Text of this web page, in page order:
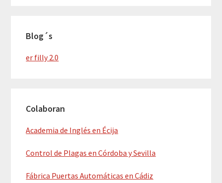
Blog´s
er filly 2.0
Colaboran
Academia de Inglés en Écija
Control de Plagas en Córdoba y Sevilla
Fábrica Puertas Automáticas en Cádiz